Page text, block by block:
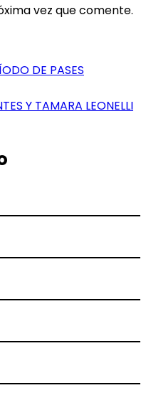
vez que comente.
DE PASES
Y TAMARA LEONELLI